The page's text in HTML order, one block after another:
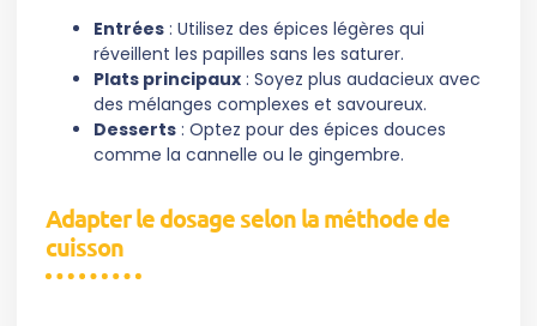
Entrées : Utilisez des épices légères qui
réveillent les papilles sans les saturer.
Plats principaux : Soyez plus audacieux avec
des mélanges complexes et savoureux.
Desserts : Optez pour des épices douces
comme la cannelle ou le gingembre.
Adapter le dosage selon la méthode de
cuisson